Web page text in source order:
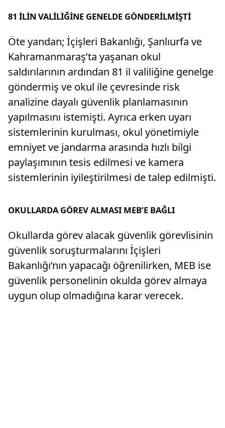
81 İLİN VALİLİĞİNE GENELDE GÖNDERİLMİŞTİ
Öte yandan; İçişleri Bakanlığı, Şanlıurfa ve
Kahramanmaraş’ta yaşanan okul
saldırılarının ardından 81 il valiliğine genelge
göndermiş ve okul ile çevresinde risk
analizine dayalı güvenlik planlamasının
yapılmasını istemişti. Ayrıca erken uyarı
sistemlerinin kurulması, okul yönetimiyle
emniyet ve jandarma arasında hızlı bilgi
paylaşımının tesis edilmesi ve kamera
sistemlerinin iyileştirilmesi de talep edilmişti.
OKULLARDA GÖREV ALMASI MEB’E BAĞLI
Okullarda görev alacak güvenlik görevlisinin
güvenlik soruşturmalarını İçişleri
Bakanlığı’nın yapacağı öğrenilirken, MEB ise
güvenlik personelinin okulda görev almaya
uygun olup olmadığına karar verecek.